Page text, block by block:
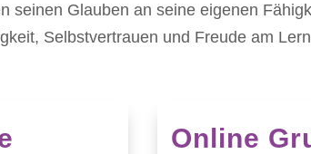
seinen Glauben an seine eigenen
Selbstvertrauen und Freude am
Online